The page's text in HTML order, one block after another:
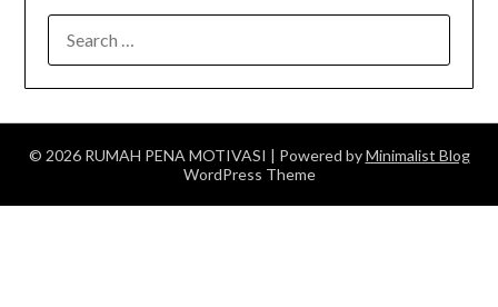
FOR:
© 2026 RUMAH PENA MOTIVASI | Powered byMinimalist Blog
WordPress Theme